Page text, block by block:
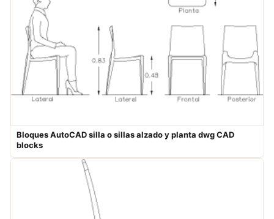
Bloques AutoCAD silla o sillas alzado y planta​ dwg CAD
blocks